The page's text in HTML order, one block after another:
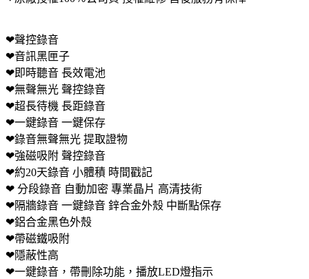
❤聲控錄音
❤音訊黑匣子
❤即時聽音 長效電池
❤無聲無光 聲控錄音
❤超長待機 長距錄音
❤一鍵錄音 一鍵保存
❤錄音無聲無光 提取證物
❤強磁吸附 聲控錄音
❤約20天錄音 小體積 時間戳記
❤ 分段錄音 自動加密 專業晶片 高清技術
❤隔牆錄音 一鍵錄音 鋅合金外殼 中斷點保存
❤鋁合金黑色外殼
❤帶磁鐵吸附
❤隱蔽性高
❤一鍵錄音，帶刪除功能，播放LED燈指示